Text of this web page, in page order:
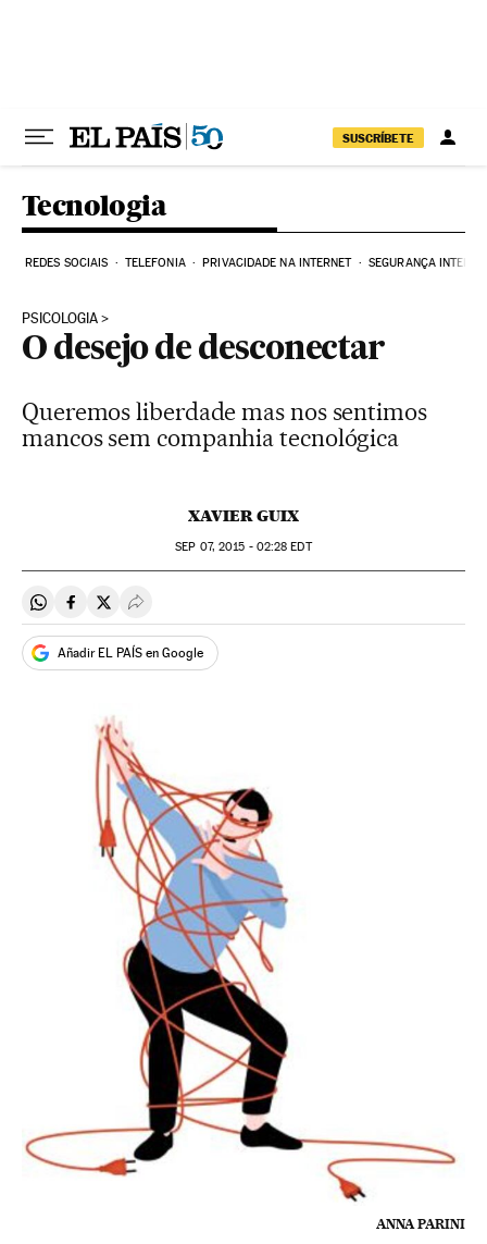
SUSCRÍBETE
Tecnologia
REDES SOCIAIS TELEFONIA PRIVACIDADE NA INTERNET SEGURANÇA
PSICOLOGIA
O desejo de desconectar
Queremos liberdade mas nos sentimos
mancos sem companhia tecnológica
XAVIER GUIX
SEP 07, 2015 - 02:28 EDT
Compartir en Whatsapp
Compartir en Facebook
Compartir en Twitter
Desplegar Redes Sociales
Añadir EL PAÍS en Google
ANNA PARINI